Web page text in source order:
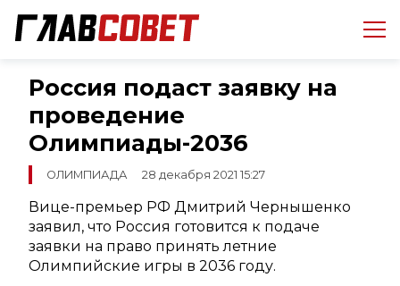
Россия подаст заявку на
проведение
Олимпиады-2036
ОЛИМПИАДА 28 декабря 2021 15:27
Вице-премьер РФ Дмитрий Чернышенко
заявил, что Россия готовится к подаче
заявки на право принять летние
Олимпийские игры в 2036 году.